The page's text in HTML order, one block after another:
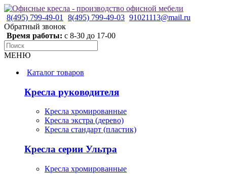
8(495) 799-49-01 8(495) 799-49-03 91021113@mail.ru
Обратный звонок
Время работы: с 8-30 до 17-00
МЕНЮ
Каталог товаров
Кресла руководителя
Кресла хромированные
Кресла экстра (дерево)
Кресла стандарт (пластик)
Кресла серии Ультра
Кресла хромированные